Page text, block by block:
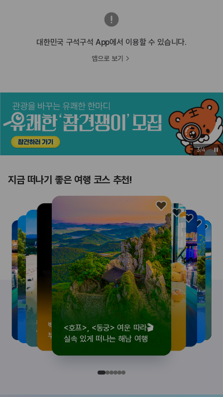
대한민국 구석구석 App에서 이용할 수 있습니다.
앱으로 보기
3/4
지금 떠나기 좋은 여행 코스 추천!
<호프>, <동궁> 여운 따라🎬
실속 있게 떠나는 해남 여행
로컬 감성 수집!
전국 로컬 기념품숍 3곳⭐
우리말이 더 재미있어지는
세종 한글 여행
숲길부터 천년 고찰까지!
마음에 쉼을 더하는 부안
뚜벅이 여행자 주목🚶
양양 1박 2일 코스
백제의 숨결을 따라,
부여에서 만나는 여름
<호프>, <동궁> 여운 따라🎬
실속 있게 떠나는 해남 여행
로컬 감성 수집!
전국 로컬 기념품숍 3곳⭐
우리말이 더 재미있어지는
세종 한글 여행
숲길부터 천년 고찰까지!
마음에 쉼을 더하는 부안
뚜벅이 여행자 주목🚶
양양 1박 2일 코스
백제의 숨결을 따라,
부여에서 만나는 여름
<호프>, <동궁> 여운 따라🎬
실속 있게 떠나는 해남 여행
로컬 감성 수집!
전국 로컬 기념품숍 3곳⭐
우리말이 더 재미있어지는
세종 한글 여행
숲길부터 천년 고찰까지!
마음에 쉼을 더하는 부안
뚜벅이 여행자 주목🚶
양양 1박 2일 코스
백제의 숨결을 따라,
부여에서 만나는 여름